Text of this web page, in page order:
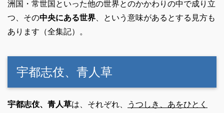
洲国・常世国といった他の世界とのかかわりの中で成り立
つ、その中央にある世界 、という意味があるとする見方も
あります（全集記）。
宇都志伎、青人草
宇都志伎、青人草は、それぞれ、
うつしき、あをひとく